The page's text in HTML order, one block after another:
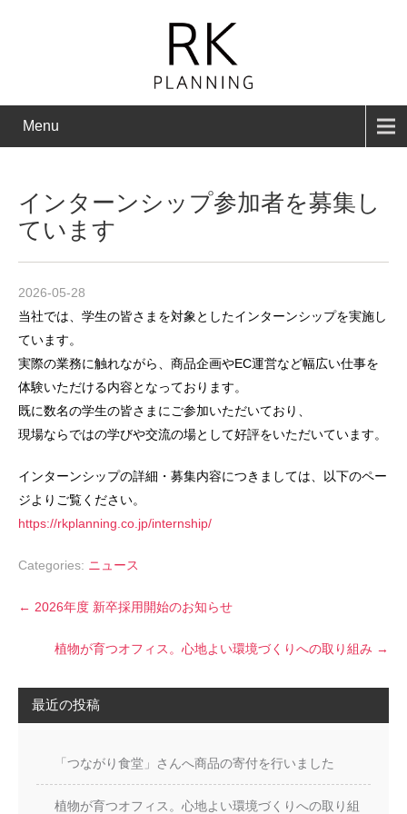
Menu
インターンシップ参加者を募集し
ています
2026-05-28
当社では、学生の皆さまを対象としたインターンシップを実施し
ています。
実際の業務に触れながら、商品企画やEC運営など幅広い仕事を
体験いただける内容となっております。
既に数名の学生の皆さまにご参加いただいており、
現場ならではの学びや交流の場として好評をいただいています。
インターンシップの詳細・募集内容につきましては、以下のペー
ジよりご覧ください。
https://rkplanning.co.jp/internship/
Categories: ニュース
o
a
← 2026年度 新卒採用開始のお知らせ
植物が育つオフィス。心地よい環境づくりへの取り組み →
最近の投稿
「つながり食堂」さんへ商品の寄付を行いました
植物が育つオフィス。心地よい環境づくりへの取り組